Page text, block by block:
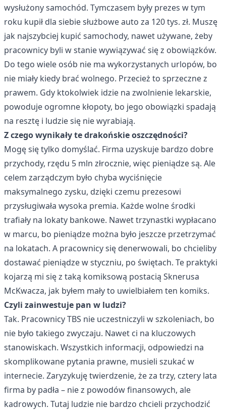
wysłużony samochód. Tymczasem były prezes w tym
roku kupił dla siebie służbowe auto za 120 tys. zł. Muszę
jak najszybciej kupić samochody, nawet używane, żeby
pracownicy byli w stanie wywiązywać się z obowiązków.
Do tego wiele osób nie ma wykorzystanych urlopów, bo
nie miały kiedy brać wolnego. Przecież to sprzeczne z
prawem. Gdy ktokolwiek idzie na zwolnienie lekarskie,
powoduje ogromne kłopoty, bo jego obowiązki spadają
na resztę i ludzie się nie wyrabiają.
Z czego wynikały te drakońskie oszczędności?
Mogę się tylko domyślać. Firma uzyskuje bardzo dobre
przychody, rzędu 5 mln złrocznie, więc pieniądze są. Ale
celem zarządczym było chyba wyciśnięcie
maksymalnego zysku, dzięki czemu prezesowi
przysługiwała wysoka premia. Każde wolne środki
trafiały na lokaty bankowe. Nawet trzynastki wypłacano
w marcu, bo pieniądze można było jeszcze przetrzymać
na lokatach. A pracownicy się denerwowali, bo chcieliby
dostawać pieniądze w styczniu, po świętach. Te praktyki
kojarzą mi się z taką komiksową postacią Sknerusa
McKwacza, jak byłem mały to uwielbiałem ten komiks.
Czyli zainwestuje pan w ludzi?
Tak. Pracownicy TBS nie uczestniczyli w szkoleniach, bo
nie było takiego zwyczaju. Nawet ci na kluczowych
stanowiskach. Wszystkich informacji, odpowiedzi na
skomplikowane pytania prawne, musieli szukać w
internecie. Zaryzykuję twierdzenie, że za trzy, cztery lata
firma by padła – nie z powodów finansowych, ale
kadrowych. Tutaj ludzie nie bardzo chcieli przychodzić